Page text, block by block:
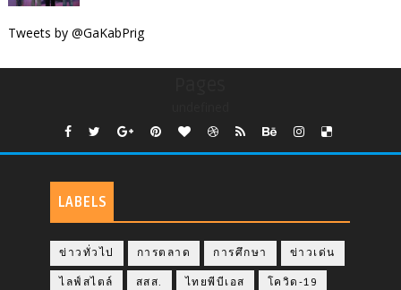
Tweets by @GaKabPrig
LABELS
ข่าวทั่วไป การตลาด การศึกษา ข่าวเด่น
ไลฟ์สไตล์ สสส. ไทยพีบีเอส โควิด-19